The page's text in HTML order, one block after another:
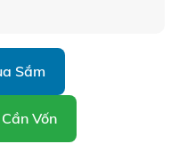
Sắm
Vốn